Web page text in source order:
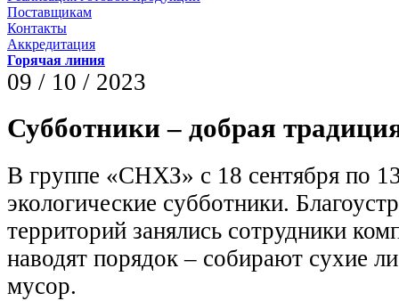
Поставщикам
Контакты
Аккредитация
Горячая линия
09 / 10 / 2023
Субботники – добрая
В группе «СНХЗ» с 18 сентября по
экологические субботники.
территорий занялись сотрудники
наводят порядок – собирают сухие
мусор.